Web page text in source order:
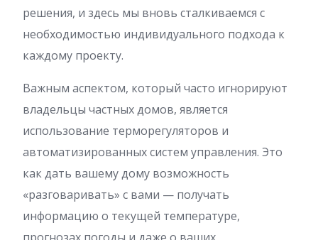
решения, и здесь мы вновь сталкиваемся с
необходимостью индивидуального подхода к
каждому проекту.
Важным аспектом, который часто игнорируют
владельцы частных домов, является
использование терморегуляторов и
автоматизированных систем управления. Это
как дать вашему дому возможность
«разговаривать» с вами — получать
информацию о текущей температуре,